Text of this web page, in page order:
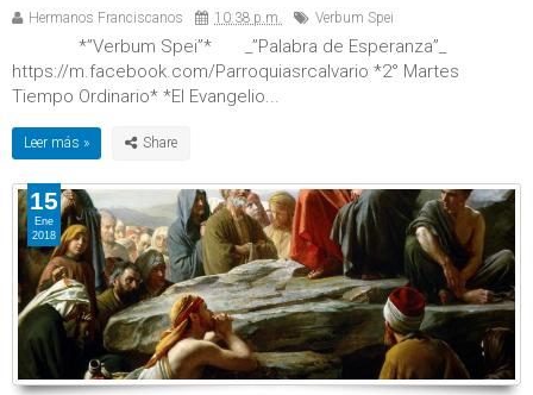
Hermanos Franciscanos 10:38 p.m. Verbum Spei
*”Verbum Spei”* _”Palabra de Esperanza”_
https://m.facebook.com/Parroquiasrcalvario *2° Martes
Tiempo Ordinario* *El Evangelio...
Leer más »
15
Ene
2018